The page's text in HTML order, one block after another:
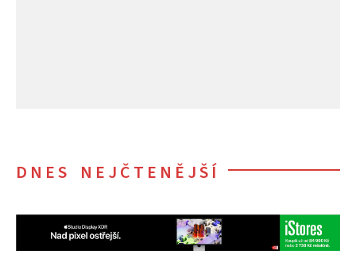
DNES NEJČTENĚJŠÍ